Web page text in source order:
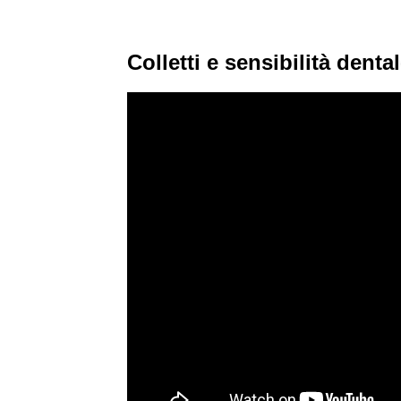
Colletti e sensibilità